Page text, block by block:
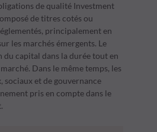
de qualité Investment
de titres cotés ou
principalement en
les marchés émergents. Le
capital dans la durée tout en
Dans le même temps, les
et de gouvernance
pris en compte dans le